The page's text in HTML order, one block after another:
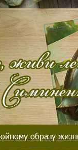
образу